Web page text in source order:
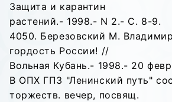
Защита и карантин
растений.- 1998.- N 2.- С. 8-9.
4050. Березовский М.
гордость России! //
Вольная Кубань.- 1998.- 20
В ОПХ ГПЗ "Ленинский путь"
торжеств. вечер, посвящ.